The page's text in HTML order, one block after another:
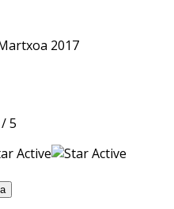
2017
/5